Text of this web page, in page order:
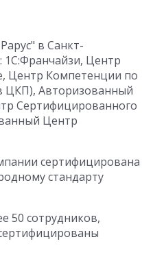
в Санкт-
1С:Франчайзи, Центр
Центр Компетенции по
ЦКП), Авторизованный
Сертифицированного
Центр
сертифицирована
стандарту
50 сотрудников,